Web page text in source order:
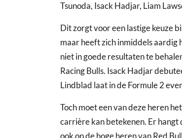
Tsunoda, Isack Hadjar, Liam
Dit zorgt voor een lastige keuze
maar heeft zich inmiddels aardig
niet in goede resultaten te
Racing Bulls. Isack Hadjar
Lindblad laat in de Formule 2
Toch moet een van deze heren
carrière kan betekenen. Er hangt
ook op de hoge heren van Red